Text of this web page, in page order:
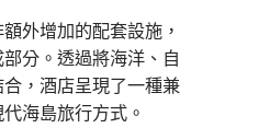
外增加的配套設施，
分。透過將海洋、自
，酒店呈現了一種兼
海島旅行方式。